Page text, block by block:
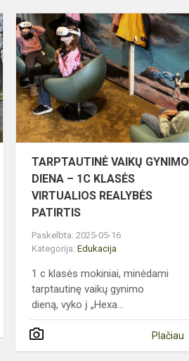
3A
KLASĖS
MOKINIAI
ATRADO
JUDANTĮ
VAIZDĄ
SAPIEGŲ
RŪMUOSE
TARPTAUTINĖ VAIKŲ GYNIMO
DIENA – 1C KLASĖS
VIRTUALIOS REALYBĖS
PATIRTIS
Paskelbta: 2025-05-16
Kategorija:Edukacija
1 c klasės mokiniai, minėdami
tarptautinę vaikų gynimo
dieną, vyko į „Hexa...
Plačiau